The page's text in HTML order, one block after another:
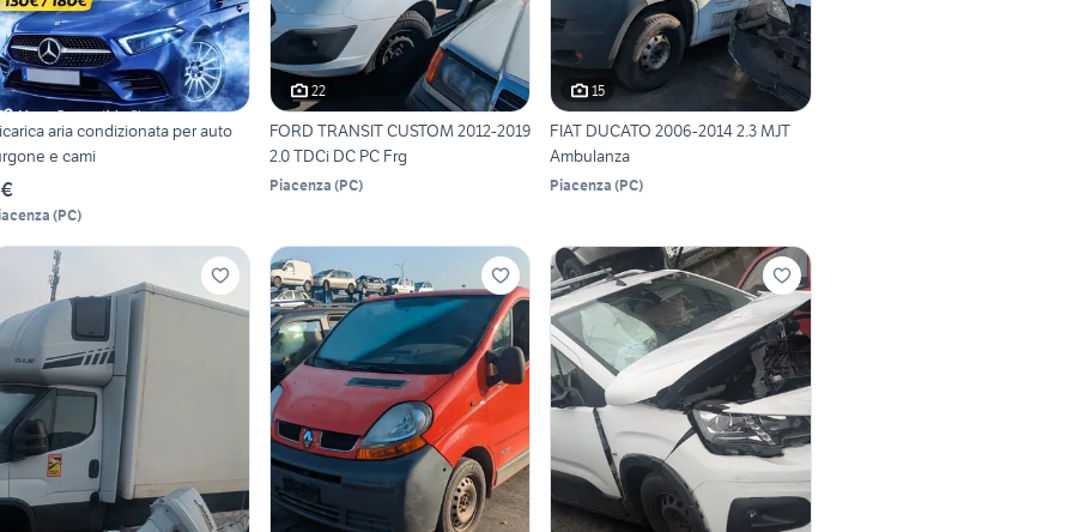
aria condizionata per auto
e cami
(PC)
22
FORD TRANSIT CUSTOM 2012-2019
2.0 TDCi DC PC Frg
Piacenza (PC)
15
FIAT DUCATO 2006-2014 2.3 MJT
Ambulanza
Piacenza (PC)